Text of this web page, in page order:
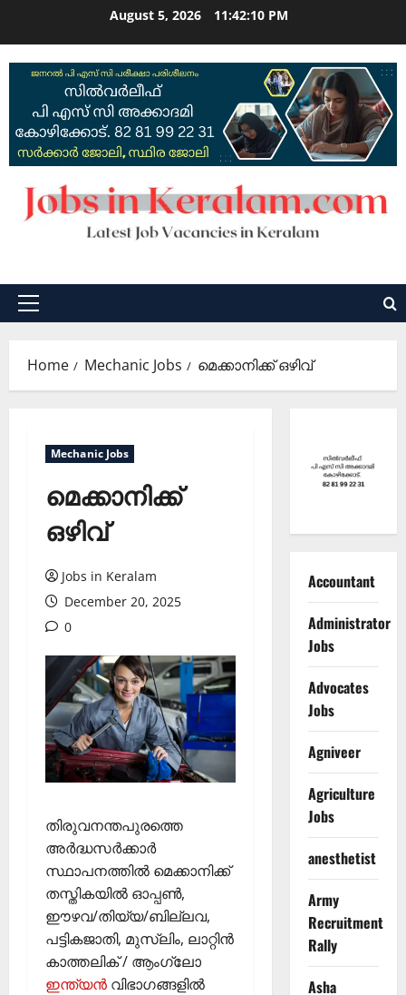
August 5, 2026 11:42:11 PM
Primary
Home Mechanic Jobs മെക്കാനിക്ക് ഒഴിവ്
Mechanic Jobs
മെക്കാനിക്ക്
ഒഴിവ്
Jobs in Keralam
December 20, 2025
0
തിരുവനന്തപുരത്തെ
അർദ്ധസർക്കാർ
സ്ഥാപനത്തിൽ മെക്കാനിക്ക്
തസ്തികയിൽ ഓപ്പൺ,
ഈഴവ/തിയ്യ/ബില്ലവ,
പട്ടികജാതി, മുസ്ലിം, ലാറ്റിൻ
കാത്തലിക് / ആംഗ്ലോ
ഇന്ത്യൻ വിഭാഗങ്ങളിൽ
Accountant
Administrator
Jobs
Advocates
Jobs
Agniveer
Agriculture
Jobs
anesthetist
Army
Recruitment
Rally
Asha